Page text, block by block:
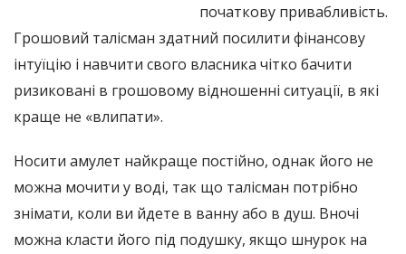
початкову привабливість.
Грошовий талісман здатний посилити фінансову
інтуїцію і навчити свого власника чітко бачити
ризиковані в грошовому відношенні ситуації, в які
краще не «влипати».
Носити амулет найкраще постійно, однак його не
можна мочити у воді, так що талісман потрібно
знімати, коли ви йдете в ванну або в душ. Вночі
можна класти його під подушку, якщо шнурок на